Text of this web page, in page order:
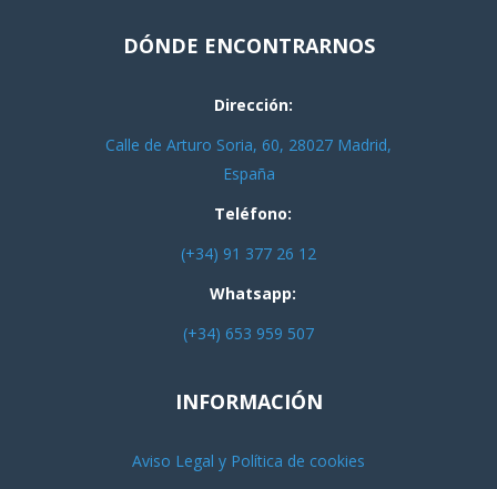
DÓNDE ENCONTRARNOS
Dirección:
Calle de Arturo Soria, 60, 28027 Madrid,
España
Teléfono:
(+34) 91 377 26 12
Whatsapp:
(+34) 653 959 507
INFORMACIÓN
Aviso Legal y Política de cookies